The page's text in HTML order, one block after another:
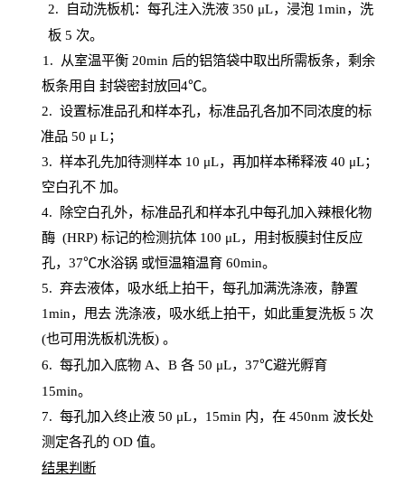
2.
自动洗板机：每孔注入洗液 350 μL，浸泡 1min，洗
板 5 次。
1 . 从室温平衡 20min 后的铝箔袋中取出所需板条，剩余
板条用自 封袋密封放回4℃。
2. 设置标准品孔和样本孔，标准品孔各加不同浓度的标
准品 50 μ L；
3. 样本孔先加待测样本 10 μL，再加样本稀释液 40 μL；
空白孔不 加。
4.
除空白孔外，标准品孔和样本孔中每孔加入辣根化物
酶 (HRP) 标记的检测抗体 100 μL，用封板膜封住反应
孔， 37℃水浴锅 或恒温箱温育60min。
5. 弃去液体，吸水纸上拍干，每孔加满洗涤液，静置
1min，甩去 洗涤液，吸水纸上拍干，如此重复洗板 5 次
(也可用洗板机洗板) 。
6. 每孔加入底物A、B 各 50 μL，37℃避光孵育
15min。
7. 每孔加入终止液 50 μL， 15min 内，在450nm 波长处
测定各孔的 OD 值。
结果判断